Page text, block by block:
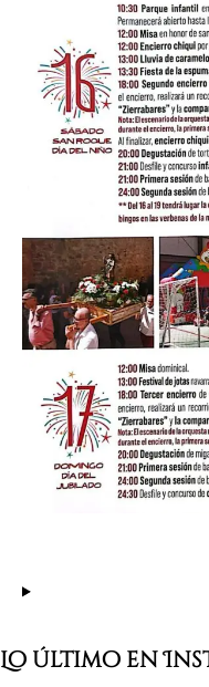
Lo último en